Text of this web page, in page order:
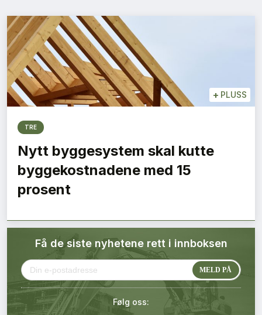
Bærekraft
Digitalisering
Eiendom
Tips redaksjonen
Annonsering
Abonnement Pluss
Kontakt oss
Login
+ PLUSS
TRE
Nytt byggesystem skal kutte
byggekostnadene med 15
prosent
Få de siste nyhetene rett i innboksen
Følg oss: